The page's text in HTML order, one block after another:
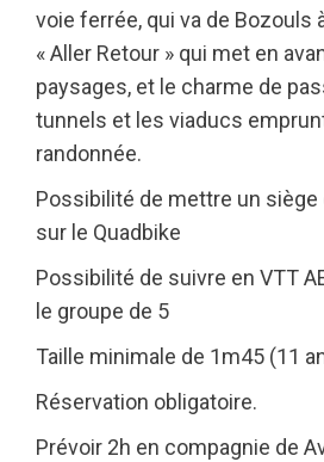
voie ferrée, qui va de Bozouls
« Aller Retour » qui met en
paysages, et le charme de
tunnels et les viaducs
randonnée.
Possibilité de mettre un
sur le Quadbike
Possibilité de suivre en VTT
le groupe de 5
Taille minimale de 1m45 (11
Réservation obligatoire.
Prévoir 2h en compagnie de